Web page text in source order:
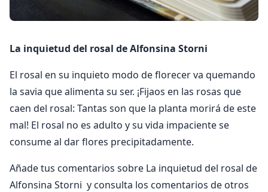
La inquietud del rosal de Alfonsina Storni
El rosal en su inquieto modo de florecer va quemando
la savia que alimenta su ser. ¡Fijaos en las rosas que
caen del rosal: Tantas son que la planta morirá de este
mal! El rosal no es adulto y su vida impaciente se
consume al dar flores precipitadamente.
Añade tus comentarios sobre La inquietud del rosal de
Alfonsina Storni y consulta los comentarios de otros